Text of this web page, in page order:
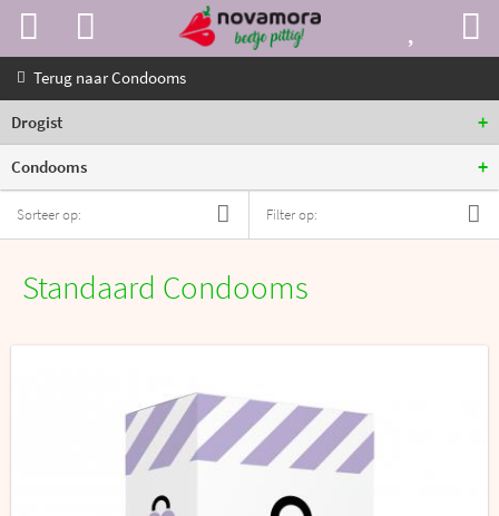
Terug naarCondooms
Drogist +
Condooms +
Sorteer op: Filter op:
Standaard Condooms